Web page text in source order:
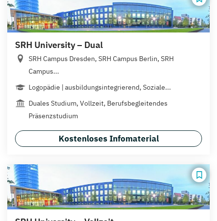
SRH University – Dual
SRH Campus Dresden, SRH Campus Berlin, SRH
Campus...
Logopädie | ausbildungsintegrierend, Soziale...
Duales Studium, Vollzeit, Berufsbegleitendes
Präsenzstudium
Kostenloses Infomaterial